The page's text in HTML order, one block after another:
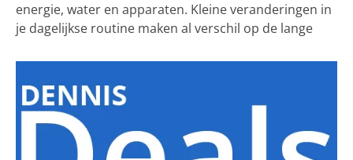
energie, water en apparaten. Kleine veranderingen in
je dagelijkse routine maken al verschil op de lange